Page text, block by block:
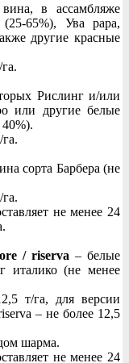
в ассамбляже
65%), Ува рара,
другие красные
Рислинг и/или
или другие белые
сорта Барбера (не
не менее 24
/ riserva – белые
италико (не менее
т/га, для версии
– не более 12,5
шарма.
не менее 24